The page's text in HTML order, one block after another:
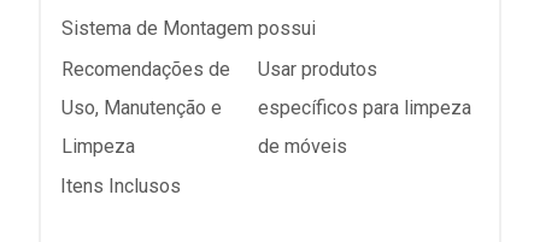
Sistema de Montagem possui
Recomendações de
Uso, Manutenção e
Limpeza
Usar produtos
específicos para limpeza
de móveis
Itens Inclusos